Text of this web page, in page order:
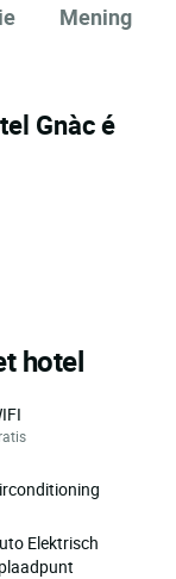
Mening
Gnàc é
hotel
Elektrisch